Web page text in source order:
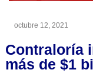
octubre 12, 2021
Contraloría
más de $1